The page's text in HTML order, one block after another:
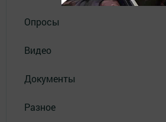
Опросы
Видео
Документы
Разное